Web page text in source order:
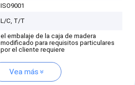
ISO9001
L/C, T/T
el embalaje de la caja de madera
modificado para requisitos particulares
por el cliente requiere
Vea más